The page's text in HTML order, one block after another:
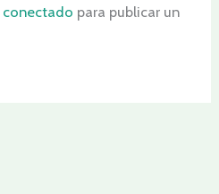
conectado para publicar un